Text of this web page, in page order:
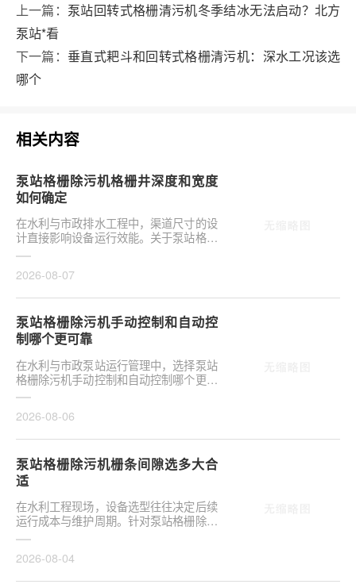
上一篇： 泵站回转式格栅清污机冬季结冰无法启动？北方
泵站*看
下一篇：垂直式耙斗和回转式格栅清污机：深水工况该选
哪个
相关内容
泵站格栅除污机格栅井深度和宽度
如何确定
在水利与市政排水工程中，渠道尺寸的设
计直接影响设备运行效能。关于泵站格栅
除污机格栅井深度和宽度如何确定，是前
2026-08-07
泵站格栅除污机手动控制和自动控
制哪个更可靠
在水利与市政泵站运行管理中，选择泵站
格栅除污机手动控制和自动控制哪个更可
靠，往往是项目决策的关键环节。这并非
2026-08-06
泵站格栅除污机栅条间隙选多大合
适
在水利工程现场，设备选型往往决定后续
运行成本与维护周期。针对泵站格栅除污
机栅条间隙选多大合适，需结合具体工况
2026-08-04